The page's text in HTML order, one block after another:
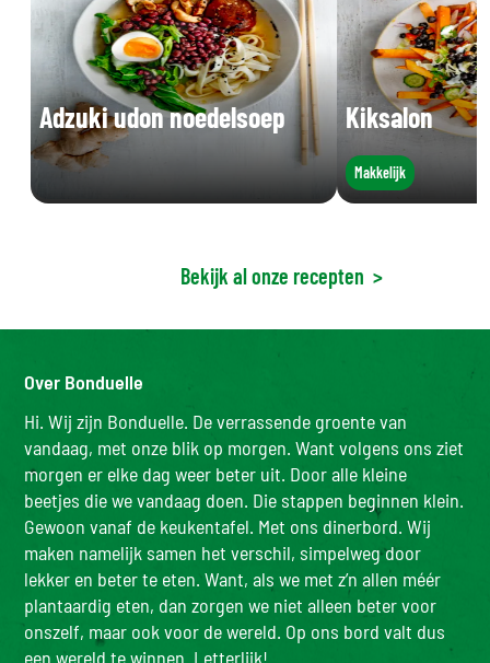
Adzuki udon noedelsoep Kiksalon
Makkelijk
Bekijk al onze recepten >
Over Bonduelle
Hi. Wij zijn Bonduelle. De verrassende groente van
vandaag, met onze blik op morgen. Want volgens ons ziet
morgen er elke dag weer beter uit. Door alle kleine
beetjes die we vandaag doen. Die stappen beginnen klein.
Gewoon vanaf de keukentafel. Met ons dinerbord. Wij
maken namelijk samen het verschil, simpelweg door
lekker en beter te eten. Want, als we met z’n allen méér
plantaardig eten, dan zorgen we niet alleen beter voor
onszelf, maar ook voor de wereld. Op ons bord valt dus
een wereld te winnen. Letterlijk!